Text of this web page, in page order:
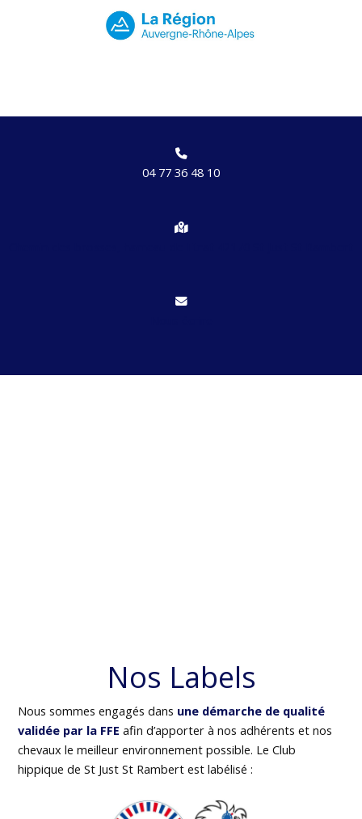
04 77 36 48 10
Nos Labels
Nous sommes engagés dans une démarche de qualité
validée par la FFE afin d’apporter à nos adhérents et nos
chevaux le meilleur environnement possible. Le Club
hippique de St Just St Rambert est labélisé :